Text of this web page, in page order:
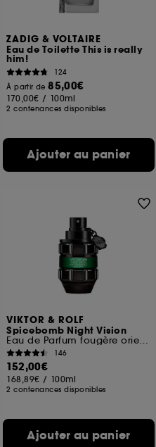
ZADIG & VOLTAIRE
Eau de Toilette This is really
him!
124
À partir de85,00€
170,00€ / 100ml
2 contenances disponibles
Ajouter au panier
VIKTOR & ROLF
Spicebomb Night Vision
Eau de Parfum fougère orientale pour Homme
146
152,00€
168,89€ / 100ml
2 contenances disponibles
Ajouter au panier